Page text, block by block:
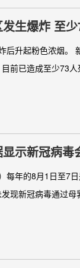
生爆炸 至
后升起粉色浓烟。
前已造成至少73
示新冠病毒
每年的8月1日至7
现新冠病毒通过